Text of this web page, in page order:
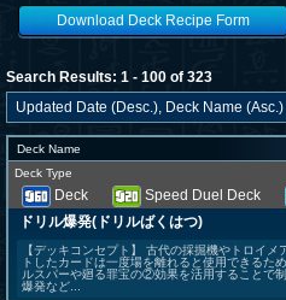
Download Deck Recipe Form
Search Results: 1 - 100 of 323
Deck Name
Deck Type
Deck Speed Duel Deck
ドリル爆発(ドリルばくはつ)
【デッキコンセプト】 古代の採掘機やトロイメ
トしたカードは一度場を離れると使用できるた
ルスパーや廻る罪宝の②効果を活用することで
爆発など...